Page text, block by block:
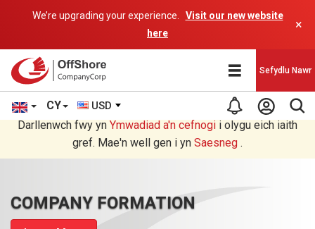
We’re upgrading your experience.
Visit our new website
here
×
CY USD
Sefydlu Nawr
Rydych chi'n darllen yn Welsh cyfieithu gan raglen AI.
Darllenwch fwy yn Ymwadiad a'n cefnogi i olygu eich iaith
gref. Mae'n well gen i yn Saesneg .
COMPANY FORMATION